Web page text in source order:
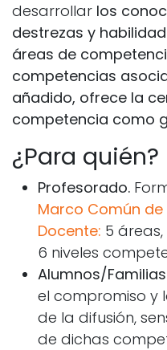
desarrollar los
destrezas y
áreas de
competencias
añadido, ofrece la
competencia como
¿Para quién?
Profesorado.
Marco Común
Docente: 5
6 niveles
Alumnos/
el compromiso y
de la difusión,
de dichas